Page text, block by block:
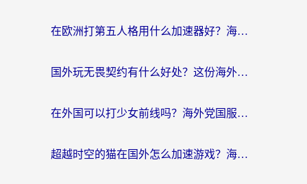
在欧洲打第五人格用什么加速器好？海外党亲测有效的国服游戏加速方案
国外玩无畏契约有什么好处？这份海外国服游戏加速指南帮你解决90%的卡顿问题
在外国可以打少女前线吗？海外党国服游戏畅玩终极指南（附避坑技巧）
超越时空的猫在国外怎么加速游戏？海外玩家国服畅玩终极指南